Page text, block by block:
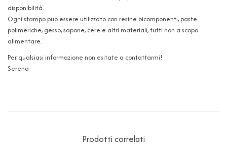
disponibilità.
Ogni stampo può essere utilizzato con resine bicomponenti, paste
polimeriche, gesso, sapone, cere e altri materiali, tutti non a scopo
alimentare.
Per qualsiasi informazione non esitate a contattarmi!
Serena
Prodotti correlati